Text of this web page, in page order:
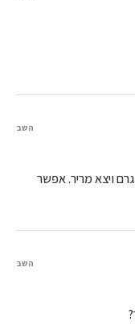
הכנתי עם כוסמין מלא וחמאה במקום שמן 40 גרם ויצא מריר. אפשר
השב
השב